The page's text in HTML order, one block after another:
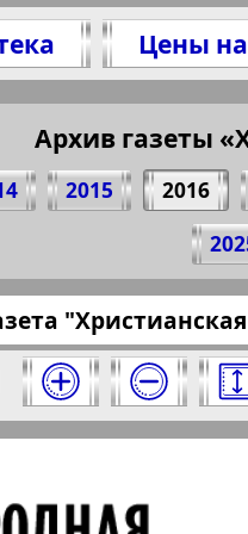
Цены
Архив газеты
2015 2016
за 2016
1 стр. газеты
(Нажмите,